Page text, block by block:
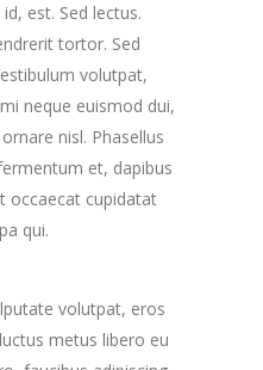
est. Sed lectus.
tortor. Sed
volutpat,
neque euismod dui,
nisl. Phasellus
et, dapibus
occaecat cupidatat
qui.
volutpat, eros
metus libero eu